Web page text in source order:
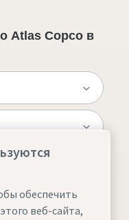
Atlas Copco в
обеспечить
веб-сайта,